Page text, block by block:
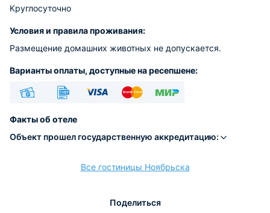
Круглосуточно
Условия и правила проживания:
Размещение домашних животных не допускается.
Варианты оплаты, доступные на ресепшене:
Факты об отеле
Объект прошел государственную аккредитацию:
Все гостиницы Ноябрьска
Поделиться